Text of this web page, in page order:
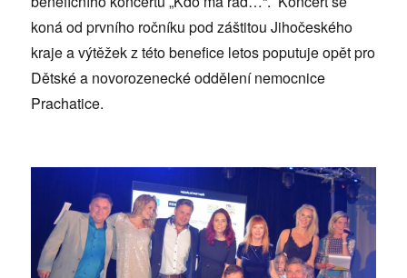
koná od prvního ročníku pod záštitou Jihočeského
kraje a výtěžek z této benefice letos poputuje opět pro
Dětské a novorozenecké oddělení nemocnice
Prachatice.